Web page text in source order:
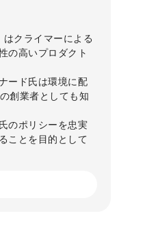
クライマーによる
の高いプロダクト
ード氏は環境に配
創業者としても知
のポリシーを忠実
ことを目的として